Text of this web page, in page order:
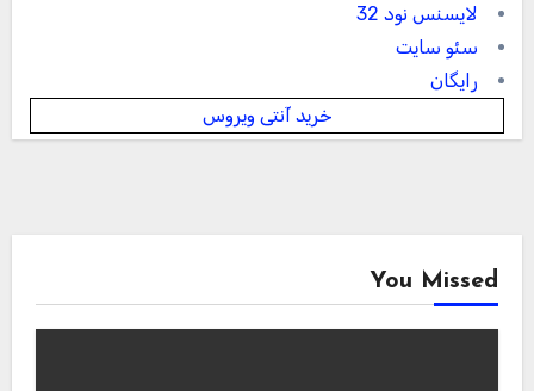
لایسنس نود 32
سئو سایت
رایگان
خرید آنتی ویروس
You Missed